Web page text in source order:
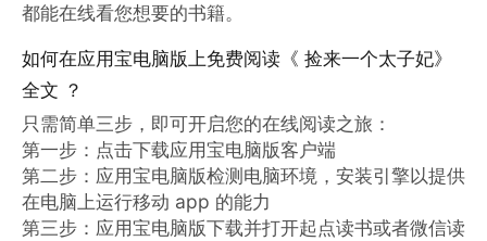
都能在线看您想要的书籍。
如何在应用宝电脑版上免费阅读《 捡来一个太子妃》
全文 ？
只需简单三步，即可开启您的在线阅读之旅：
第一步：点击下载应用宝电脑版客户端
第二步：应用宝电脑版检测电脑环境，安装引擎以提供
在电脑上运行移动 app 的能力
第三步：应用宝电脑版下载并打开起点读书或者微信读